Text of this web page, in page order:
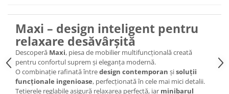
Maxi – design inteligent pentru
relaxare desăvârșită
Descoperă Maxi, piesa de mobilier multifuncțională creată
pentru confortul suprem și eleganța modernă.
O combinație rafinată întredesign contemporan șisoluții
funcționale ingenioase, perfecționată în cele mai mici detalii.
Tetierele reglabile asigură relaxarea perfectă, iar minibarul